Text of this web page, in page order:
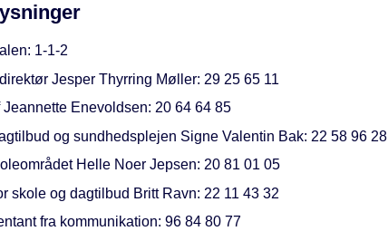
1-1-2
Jesper Thyrring Møller: 29 25 65 11
Enevoldsen: 20 64 64 85
og sundhedsplejen Signe Valentin Bak: 22 58 96 28
Helle Noer Jepsen: 20 81 01 05
skole og dagtilbud Britt Ravn: 22 11 43 32
fra kommunikation: 96 84 80 77